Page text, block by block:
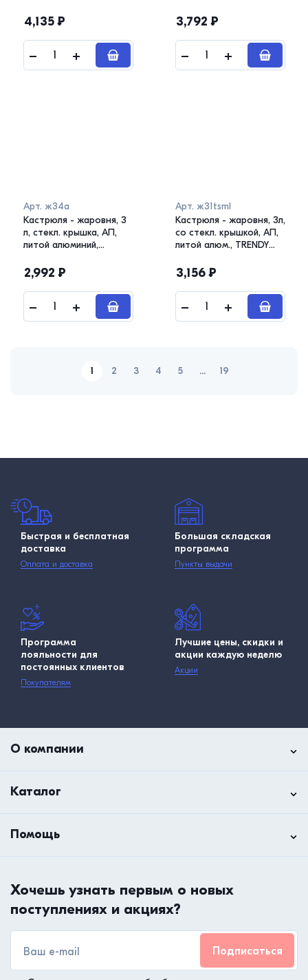
4,135₽ 3,792 ₽
Арт. ж34а
Кастрюля - жаровня, 3
л, стекл. крышка, АП,
литой алюминий,
2,992 ₽
Арт. ж31tsml
Кастрюля - жаровня, 3л,
со стекл. крышкой, АП,
литой алюм., TRENDY
3,156₽
1 2 3 4 5 ... 19
Быстрая и бесплатная
доставка
Оплата и доставка
Большая складская
программа
Пункты выдачи
Программа
лояльности для
постоянных клиентов
Покупателям
Лучшие цены, скидки и
акции каждую неделю
Акции
О компании
Каталог
Помощь
Хочешь узнать первым о новых
поступлениях и акциях?
Подписаться